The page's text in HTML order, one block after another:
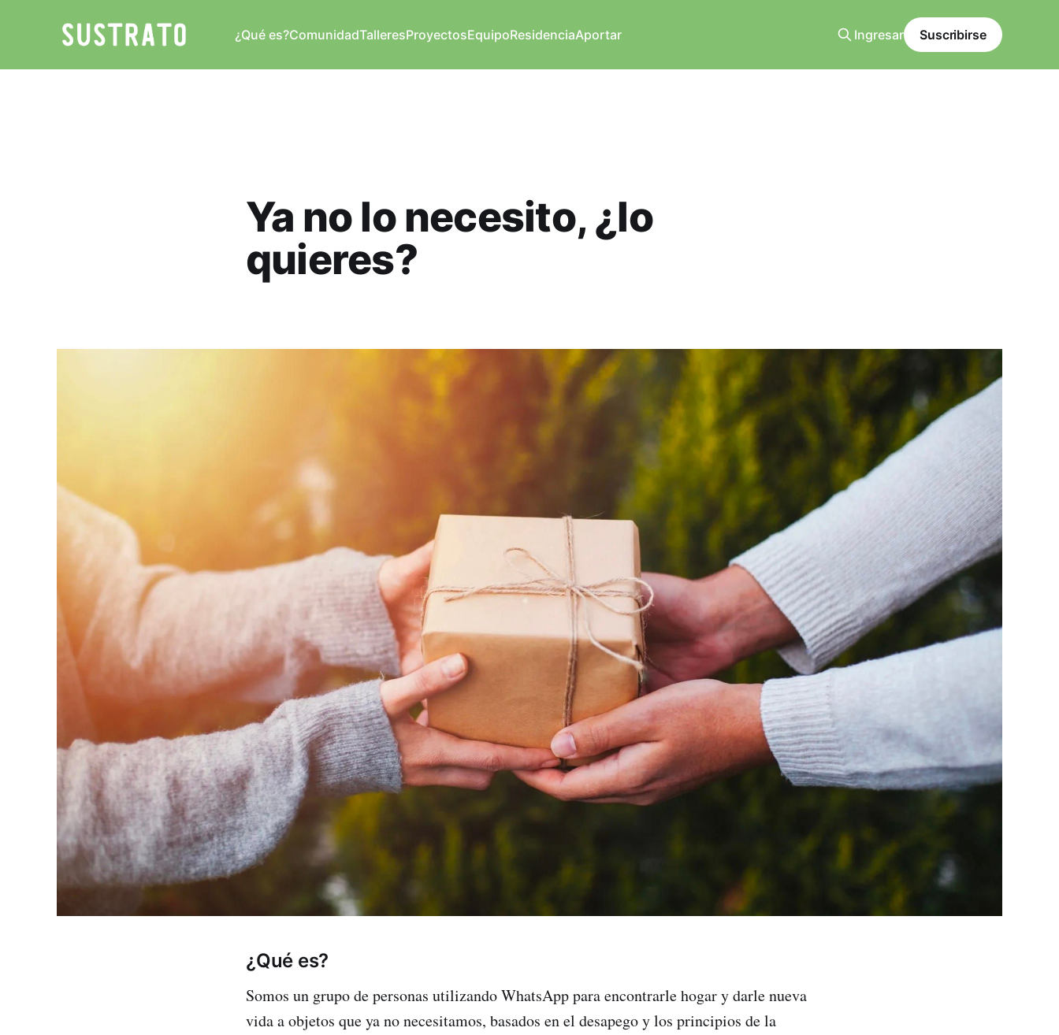
¿Qué es?ComunidadTalleresProyectosEquipoResidenciaAportar Ingresar Suscribirse
Ya no lo necesito, ¿lo
quieres?
¿Qué es?
Somos un grupo de personas utilizando WhatsApp para encontrarle hogar y darle nueva
vida a objetos que ya no necesitamos, basados en el desapego y los principios de la